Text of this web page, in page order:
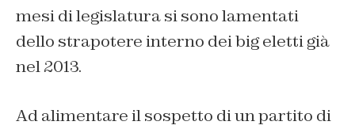
mesi di legislatura si sono lamentati
dello strapotere interno dei big eletti già
nel 2013.
Ad alimentare il sospetto di un partito di